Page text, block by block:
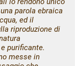
parola ebraica
ed il
riproduzione di
purificante.
messe in